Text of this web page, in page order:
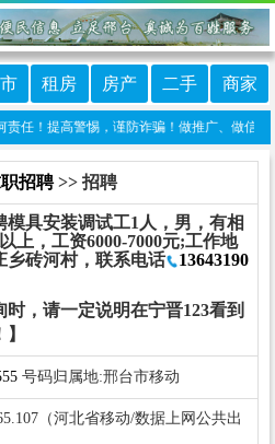
租房 房产 二手 商家
！提高警惕，谨防诈骗！做推广、做信息
招聘>> 招聘
模具安装调试工1人，男，有相
上，工资6000-7000元;工作地
乡砖河村，联系电话
13643190
时，请一定说明在宁晋123看到
号码归属地:邢台市移动
（河北省移动/数据上网公共出